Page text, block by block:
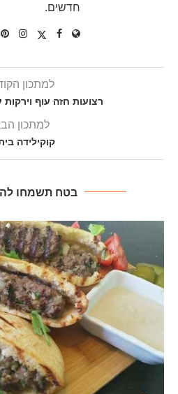
חדשים.
למתכון
רצועות חזה עוף וירקות
למתכון
קוקילידה
בטח תשמחו